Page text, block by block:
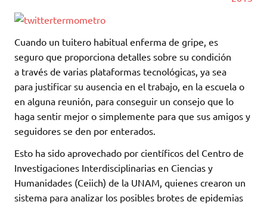
Cuando un tuitero habitual enferma de gripe, es
seguro que proporciona detalles sobre su condición
a través de varias plataformas tecnológicas, ya sea
para justificar su ausencia en el trabajo, en la escuela o
en alguna reunión, para conseguir un consejo que lo
haga sentir mejor o simplemente para que sus amigos y
seguidores se den por enterados.
Esto ha sido aprovechado por científicos del Centro de
Investigaciones Interdisciplinarias en Ciencias y
Humanidades (Ceiich) de la UNAM, quienes crearon un
sistema para analizar los posibles brotes de epidemias